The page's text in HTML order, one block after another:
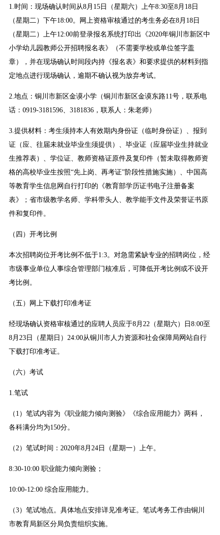
1.时间：现场确认时间从8月15日（星期六）上午8:30至8月18日
（星期二）下午18:00。网上资格审核通过的考生务必在8月18日
（星期二）上午12:00前登录报名系统打印出《2020年铜川市新区中
小学幼儿园教师公开招聘报名表》（不需要学校或单位签字盖
章），并在现场确认时间段内持《报名表》和要求提供的材料到指
定地点进行现场确认，逾期不确认视为放弃考试。
2.地点：铜川市新区金谟小学（铜川市新区金谟东路11号，联系电
话：0919-3181596、3181836，联系人：朱老师）
3.提供材料：考生须持本人有效期内身份证（临时身份证）、报到
证（应、往届未就业毕业生须提供）、毕业证（应届毕业生持就业
生推荐表）、学位证、教师资格证原件及复印件（暂未取得教师资
格的高校毕业生按照“先上岗、再考证”阶段性措施实施）、中国高
等教育学生信息网自行打印的《教育部学历证书电子注册备案
表》；省市级教学名师、学科带头人、教学能手文件及荣誉证书原
件和复印件。
（四）开考比例
本次招聘岗位开考比例不低于1:3。对急需紧缺专业的招聘岗位，经
市级事业单位人事综合管理部门核准后，可降低开考比例或不设开
考比例。
（五）网上下载打印准考证
经现场确认资格审核通过的应聘人员应于8月22（星期六）日8:00至
8月23日（星期日）24:00从铜川市人力资源和社会保障局网站自行
下载打印准考证。
（六）考试
1.笔试
（1）笔试内容为《职业能力倾向测验》《综合应用能力》两科，
各科满分均为150分。
（2）笔试时间：2020年8月24日（星期一）上午。
8:30-10:00 职业能力倾向测验；
10:00-12:00 综合应用能力。
（3）笔试地点。具体地点安排详见准考证。笔试考务工作由铜川
市教育局新区分局负责组织实施。